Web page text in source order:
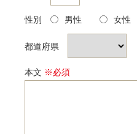
性別 男性 女性
都道府県
本文 ※必須